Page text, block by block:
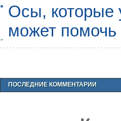
Осы, которые
может помочь
ПОСЛЕДНИЕ КОММЕНТАРИИ